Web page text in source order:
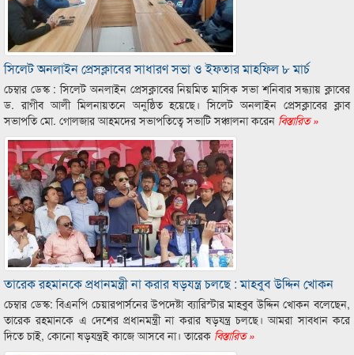
সিলেট অনলাইন প্রেসক্লাবের সাধারণ সভা ও ইফতার মাহফিল ৮ মার্চ
চেম্বার ডেস্ক : সিলেট অনলাইন প্রেসক্লাবের নিয়মিত মাসিক সভা শনিবার সন্ধ্যায় ক্লাবের
ড. রাগীব আলী মিলনায়তনে অনুষ্ঠিত হয়েছে। সিলেট অনলাইন প্রেসক্লাবের ক্লাব
সভাপতি মো. গোলজার আহমদের সভাপতিত্বে সভাটি সঞ্চালনা করেন বিস্তারিত »
তারেক রহমানকে প্রধানমন্ত্রী না করার ষড়যন্ত্র চলছে : মাহবুব উদ্দিন খোকন
চেম্বার ডেস্ক: বিএনপি চেয়ারপার্সনের উপদেষ্টা ব্যারিস্টার মাহবুব উদ্দিন খোকন বলেছেন,
তারেক রহমানকে এ দেশের প্রধানমন্ত্রী না করার ষড়যন্ত্র চলছে। আমরা সাবধান করে
দিতে চাই, কোনো ষড়যন্ত্রই কাজে আসবে না। তারেক বিস্তারিত »